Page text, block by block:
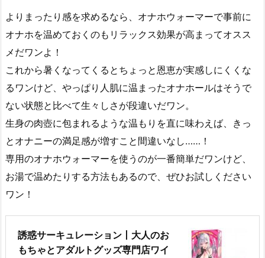
よりまったり感を求めるなら、オナホウォーマーで事前に
オナホを温めておくのもリラックス効果が高まってオスス
メだワンよ！
これから暑くなってくるとちょっと恩恵が実感しにくくな
るワンけど、やっぱり人肌に温まったオナホールはそうで
ない状態と比べて生々しさが段違いだワン。
生身の肉壺に包まれるような温もりを直に味わえば、きっ
とオナニーの満足感が増すこと間違いなし……！
専用のオナホウォーマーを使うのが一番簡単だワンけど、
お湯で温めたりする方法もあるので、ぜひお試しください
ワン！
誘惑サーキュレーション丨大人のお
もちゃとアダルトグッズ専門店ワイ